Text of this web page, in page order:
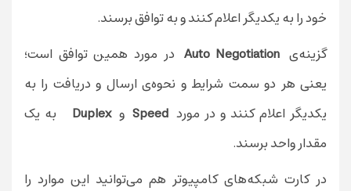
خود را به یکدیگر اعلام کنند و به توافق برسند.
گزینه‌یAuto Negotiation
در مورد همین توافق است؛
یعنی هر دو سمت شرایط و نحوه‌ی ارسال و دریافت را به
یکدیگر اعلام کنند و در مورد Speed وDuplex به یک
مقدار واحد برسند.
در کارت شبکه‌های کامپیوتر هم می‌توانید این موارد را